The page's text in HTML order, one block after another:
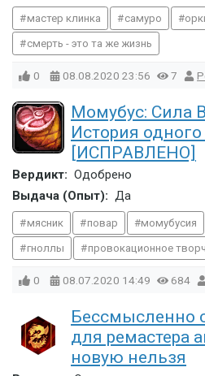
мастер клинка самуро
смерть - это та же жизнь
0 08.08.2020 23:56 7
Момубус: Сила
История
[ИСПРАВЛЕНО]
Вердикт: Одобрено
Выдача (Опыт): Да
мясник повар момубусия
гноллы провокационное
0 08.07.2020 14:49 684
Бессмысленно
для ремастера
новую нельзя